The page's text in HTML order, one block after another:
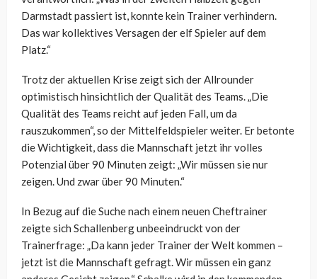
Darmstadt passiert ist, konnte kein Trainer verhindern.
Das war kollektives Versagen der elf Spieler auf dem
Platz.“
Trotz der aktuellen Krise zeigt sich der Allrounder
optimistisch hinsichtlich der Qualität des Teams. „Die
Qualität des Teams reicht auf jeden Fall, um da
rauszukommen“, so der Mittelfeldspieler weiter. Er betonte
die Wichtigkeit, dass die Mannschaft jetzt ihr volles
Potenzial über 90 Minuten zeigt: „Wir müssen sie nur
zeigen. Und zwar über 90 Minuten.“
In Bezug auf die Suche nach einem neuen Cheftrainer
zeigte sich Schallenberg unbeeindruckt von der
Trainerfrage: „Da kann jeder Trainer der Welt kommen –
jetzt ist die Mannschaft gefragt. Wir müssen ein ganz